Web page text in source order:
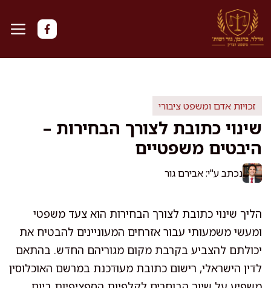
לדלג
לתוכן
זכויות אדם ומשפט ציבורי
שינוי כתובת לצורך הבחירות –
היבטים משפטיים
נכתב ע"י: אבירם גור
הליך שינוי כתובת לצורך הבחירות הוא צעד משפטי
ומעשי משמעותי עבור אזרחים המעוניינים להבטיח את
יכולתם להצביע בקרבת מקום מגוריהם החדש. בהתאם
לדין הישראלי, רישום כתובת מעודכנת במרשם האוכלוסין